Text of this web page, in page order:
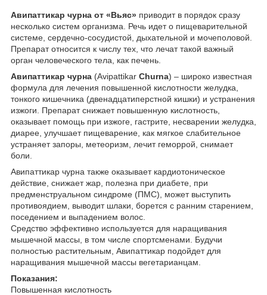
Авипаттикар чурна от «Вьяс» приводит в порядок сразу
несколько систем организма. Речь идет о пищеварительной
системе, сердечно-сосудистой, дыхательной и мочеполовой.
Препарат относится к числу тех, что лечат такой важный
орган человеческого тела, как печень.
Авипаттикар чурна (Avipattikar Churna) – широко известная
формула для лечения повышенной кислотности желудка,
тонкого кишечника (двенадцатиперстной кишки) и устранения
изжоги. Препарат снижает повышенную кислотность,
оказывает помощь при изжоге, гастрите, несварении желудка,
диарее, улучшает пищеварение, как мягкое слабительное
устраняет запоры, метеоризм, лечит геморрой, снимает
боли.
Авипаттикар чурна также оказывает кардиотоническое
действие, снижает жар, полезна при диабете, при
предменструальном синдроме (ПМС), может выступить
противоядием, выводит шлаки, борется с ранним старением,
поседением и выпадением волос.
Средство эффективно используется для наращивания
мышечной массы, в том числе спортсменами. Будучи
полностью растительным, Авипаттикар подойдет для
наращивания мышечной массы вегетарианцам.
Показания:
Повышенная кислотность